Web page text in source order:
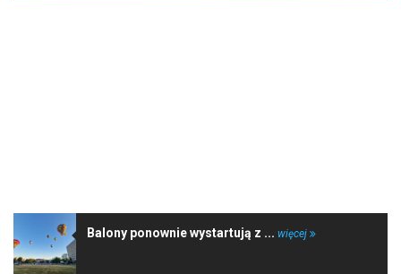
Balony ponownie wystartują z ... więcej